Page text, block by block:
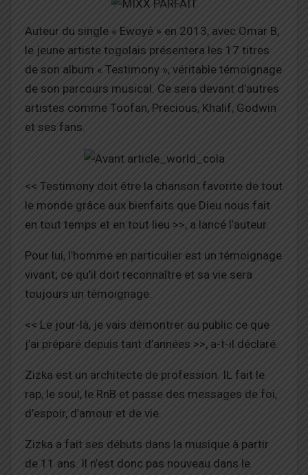
Auteur du single « Ewoyé » en 2013, avec Omar B,
le jeune artiste togolais présentera les 17 titres
de son album « Testimony », véritable témoignage
de son parcours musical. Ce sera devant d’autres
artistes comme Toofan, Precious, Khalif, Godwin
et ses fans.
<< Testimony doit être la chanson favorite de tout
le monde grâce aux bienfaits que Dieu nous fait
en tout temps et en tout lieu >>, a lancé l’auteur.
Pour lui, l’homme en particulier est un témoignage
vivant; ce qu’il doit reconnaître et sa vie sera
toujours un témoignage.
<< Le jour-là, je vais démontrer au public ce que
j’ai préparé depuis tant d’années >>, a-t-il déclaré.
Zizka est un architecte de profession. IL fait le
rap, le soul, le RnB et passe des messages de foi,
d’espoir, d’amour et de vie.
Zizka a fait ses débuts dans la musique à partir
de 11 ans. Il n’est donc pas nouveau dans le